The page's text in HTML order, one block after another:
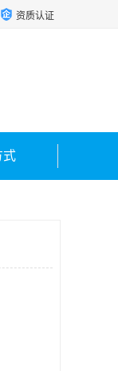
资质认证
式